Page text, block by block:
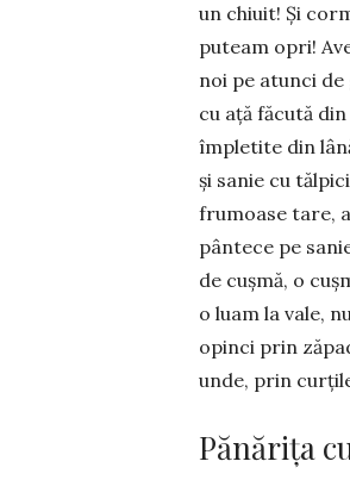
un chiuit! Și
puteam opri!
noi pe atunci
cu ață făcută
îm­pletite din
și sanie cu
fru­moase tare,
pântece pe
de cușmă, o
o luam la vale,
opinci prin
unde, prin
Pănărița